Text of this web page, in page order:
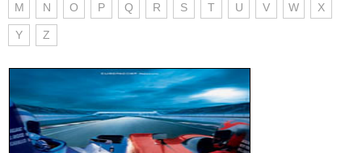
M N O P Q R S T U V W X
Y Z